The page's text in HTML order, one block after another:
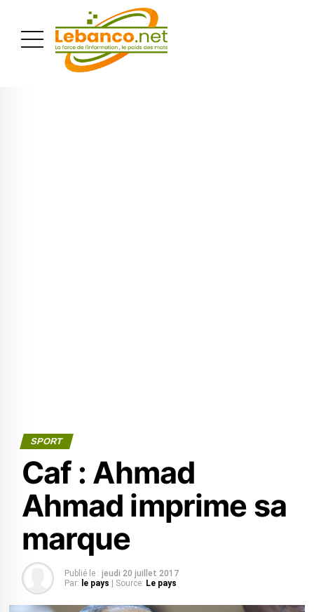
SPORT
Caf : Ahmad
Ahmad imprime sa
marque
Publié le : jeudi 20 juillet 2017
Par: le pays | Source: Le pays